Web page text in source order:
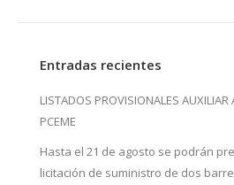
Entradas recientes
LISTADOS PROVISIONALES AUXILIAR
PCEME
Hasta el 21 de agosto se podrán
licitación de suministro de dos